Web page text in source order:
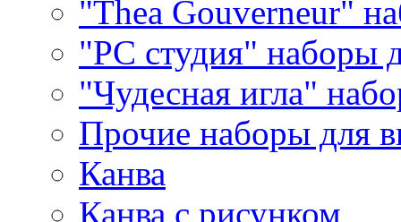
"Thea Gouverneur"
"РС студия" наборы
"Чудесная игла"
Прочие наборы для
Канва
Канва с рисунком